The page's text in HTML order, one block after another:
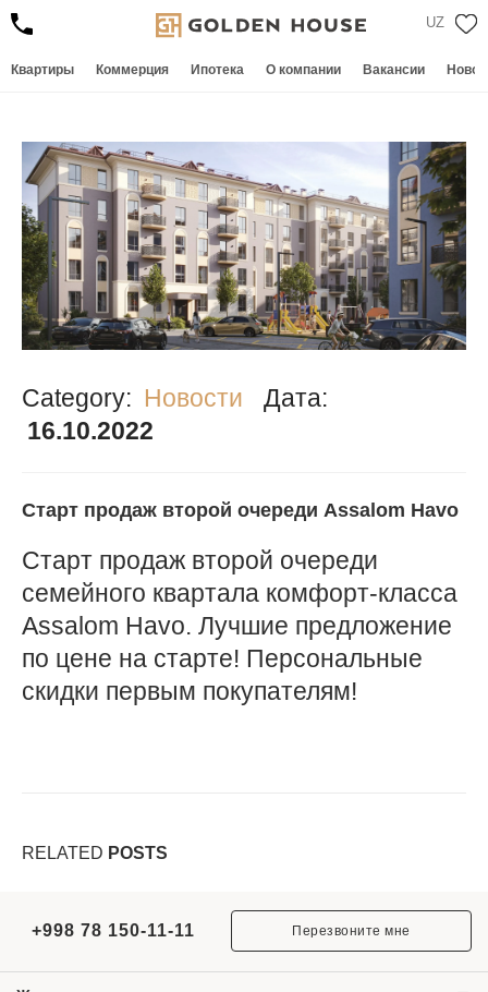
Квартиры Коммерция Ипотека О компании Вакансии
UZ
Category: Новости
Дата:
16.10.2022
Старт продаж второй очереди Assalom Havo
Старт продаж второй очереди
семейного квартала комфорт-класса
Assalom Havo. Лучшие предложение
по цене на старте! Персональные
скидки первым покупателям!
RELATED POSTS
+998 78 150-11-11 Перезвоните мне